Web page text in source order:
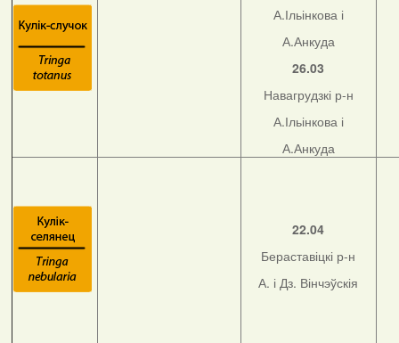
А.Ільінкова і
А.Анкуда
26.03
Навагрудзкі р-н
А.Ільінкова і
А.Анкуда
22.04
Бераставіцкі р-н
А. і Дз. Вінчэўскія